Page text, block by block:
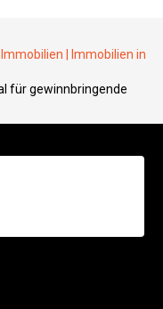
| Immobilien in
für gewinnbringende